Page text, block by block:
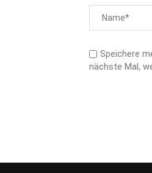
Speichere
nächste Mal,